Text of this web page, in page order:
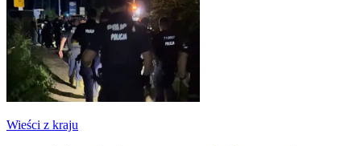
Wieści z kraju